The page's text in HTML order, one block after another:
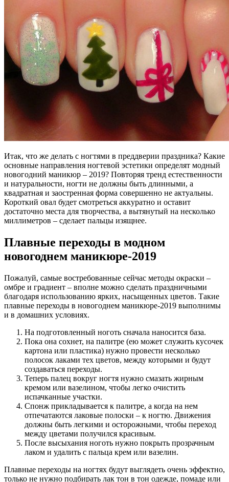
Итак, что же делать с ногтями в преддверии праздника? Какие
основные направления ногтевой эстетики определят модный
новогодний маникюр – 2019? Повторяя тренд естественности
и натуральности, ногти не должны быть длинными, а
квадратная и заостренная форма совершенно не актуальны.
Короткий овал будет смотреться аккуратно и оставит
достаточно места для творчества, а вытянутый на несколько
миллиметров – сделает пальцы изящнее.
Плавные переходы в модном
новогоднем маникюре-2019
Пожалуй, самые востребованные сейчас методы окраски –
омбре и градиент – вполне можно сделать праздничными
благодаря использованию ярких, насыщенных цветов. Такие
плавные переходы в новогоднем маникюре-2019 выполнимы
и в домашних условиях.
На подготовленный ноготь сначала наносится база.
Пока она сохнет, на палитре (ею может служить кусочек
картона или пластика) нужно провести несколько
полосок лаками тех цветов, между которыми и будут
создаваться переходы.
Теперь палец вокруг ногтя нужно смазать жирным
кремом или вазелином, чтобы легко очистить
испачканные участки.
Спонж прикладывается к палитре, а когда на нем
отпечатаются лаковые полоски – к ногтю. Движения
должны быть легкими и осторожными, чтобы переход
между цветами получился красивым.
После высыхания ноготь нужно покрыть прозрачным
лаком и удалить с пальца крем или вазелин.
Плавные переходы на ногтях будут выглядеть очень эффектно,
только не нужно подбирать лак тон в тон одежде, помаде или